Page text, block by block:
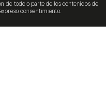
de todo o parte de los contenidos de
consentimiento.